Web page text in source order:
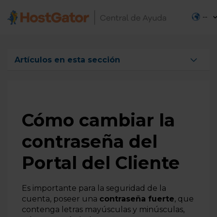
--
Artículos en esta sección
Cliente
Cómo cambiar el correo electrónico de registro en el
Portal del cliente
Cómo administrar subcuentas en el Portal del cliente
Cómo cambiar la contraseña del Portal del Cliente
Cómo cambiar la
contraseña del
Portal del Cliente
Es importante para la seguridad de la
cuenta, poseer una contraseña fuerte, que
contenga letras mayúsculas y minúsculas,